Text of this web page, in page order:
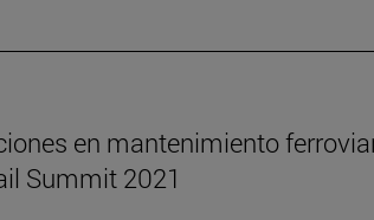
en mantenimiento
Summit 2021